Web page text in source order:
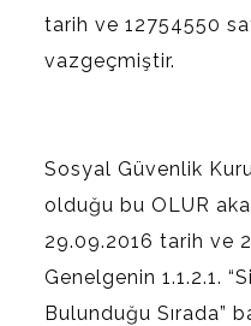
tarih ve 12754550
vazgeçmiştir.
Sosyal Güvenlik
olduğu bu OLUR
29.09.2016 tarih ve
Genelgenin 1.1.2.1.
Bulunduğu Sırada”